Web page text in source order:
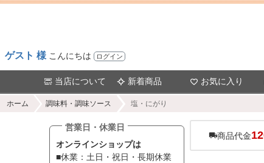
ゲスト 様 こんにちは ログイン
当店について 新着商品 お気に入り
ホーム 調味料・調味ソース 塩・にがり
営業日・休業日
オンラインショップは
■休業：土日・祝日・長期休業
商品代金